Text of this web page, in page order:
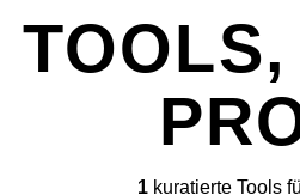
1kuratierte Tools